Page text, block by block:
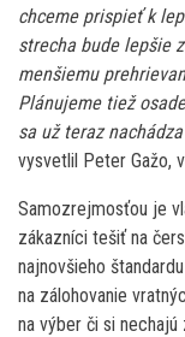
chceme prispieť k
strecha bude lepšie
menšiemu
Plánujeme tiež
sa už teraz
vysvetlil Peter Gažo,
Samozrejmosťou je
zákazníci tešiť na
najnovšieho
na zálohovanie
na výber či si